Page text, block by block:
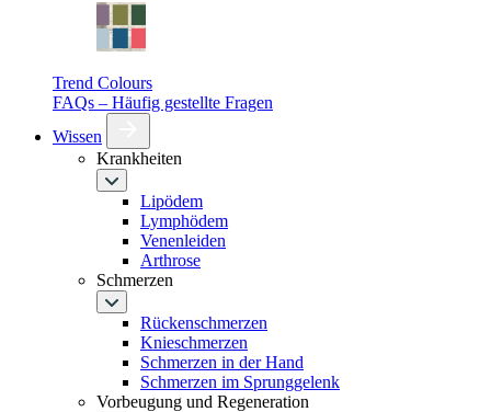
Trend Colours
FAQs – Häufig gestellte Fragen
Wissen
Krankheiten
Lipödem
Lymphödem
Venenleiden
Arthrose
Schmerzen
Rückenschmerzen
Knieschmerzen
Schmerzen in der Hand
Schmerzen im Sprunggelenk
Vorbeugung und Regeneration